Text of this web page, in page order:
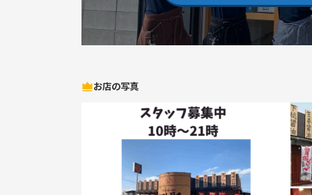
お店の写真